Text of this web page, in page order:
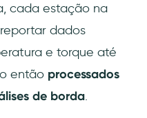
cada estação na
dados
e torque até
então processados
de borda.